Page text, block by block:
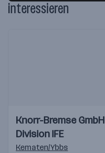
interessieren
Videos
Einblicke
Einblicke
Knorr-Bremse GmbH
Division IFE
Kematen/Ybbs